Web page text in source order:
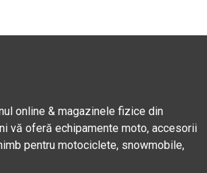
online & magazinele fizice din
vă oferă echipamente moto, accesorii
pentru motociclete, snowmobile,